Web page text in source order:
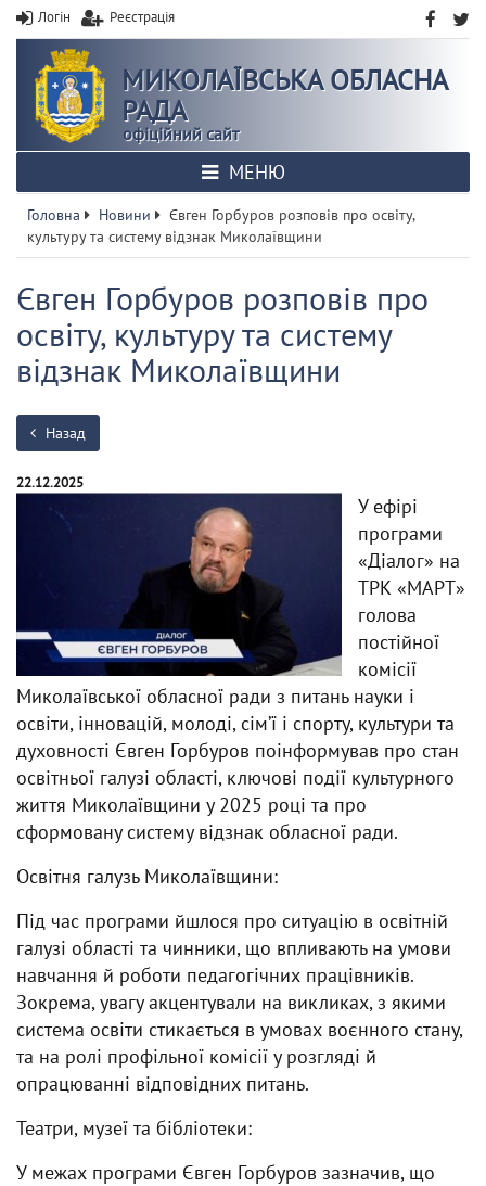
Логін Реєстрація
МИКОЛАЇВСЬКА ОБЛАСНА
РАДА
офіційний сайт
МЕНЮ
Головна Новини
Євген Горбуров розповів про освіту,
культуру та систему відзнак Миколаївщини
Євген Горбуров розповів про
освіту, культуру та систему
відзнак Миколаївщини
Назад
22.12.2025
У ефірі
програми
«Діалог» на
ТРК «МАРТ»
голова
постійної
комісії
Миколаївської обласної ради з питань науки і
освіти, інновацій, молоді, сім’ї і спорту, культури та
духовності Євген Горбуров поінформував про стан
освітньої галузі області, ключові події культурного
життя Миколаївщини у 2025 році та про
сформовану систему відзнак обласної ради.
Освітня галузь Миколаївщини:
Під час програми йшлося про ситуацію в освітній
галузі області та чинники, що впливають на умови
навчання й роботи педагогічних працівників.
Зокрема, увагу акцентували на викликах, з якими
система освіти стикається в умовах воєнного стану,
та на ролі профільної комісії у розгляді й
опрацюванні відповідних питань.
Театри, музеї та бібліотеки:
У межах програми Євген Горбуров зазначив, що